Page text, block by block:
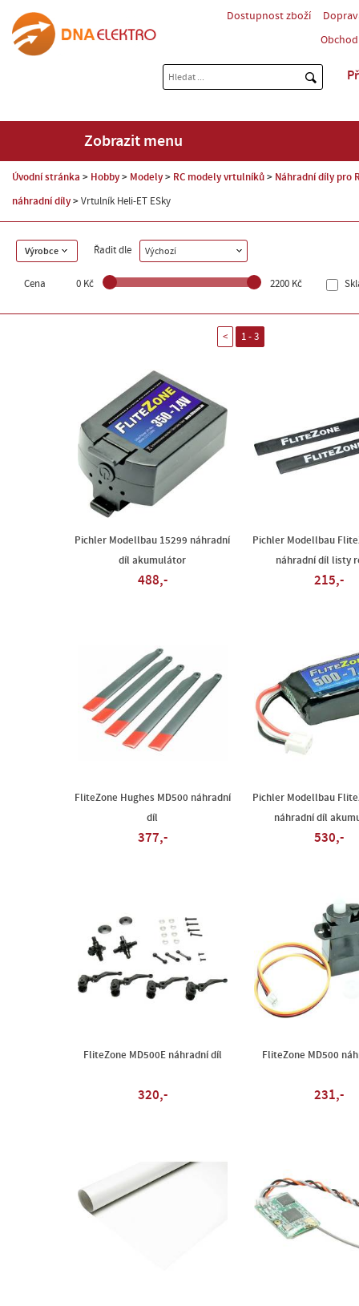
Dostupnost zboží
Zobrazit menu
Úvodní stránka Hobby Modely RC modely vrtulníků Náhradní díly pro
náhradní díly Vrtulník Heli-ET ESky
Výrobce Řadit dle Výchozí
Cena 0 Kč 2200 Kč
< 1 - 3
Pichler Modellbau 15299 náhradní
díl akumulátor
488,-
Pichler Modellbau
náhradní díl listy
215,-
FliteZone Hughes MD500 náhradní
díl
377,-
Pichler Modellbau
náhradní díl
530,-
FliteZone MD500E náhradní díl
320,-
FliteZone MD500
231,-